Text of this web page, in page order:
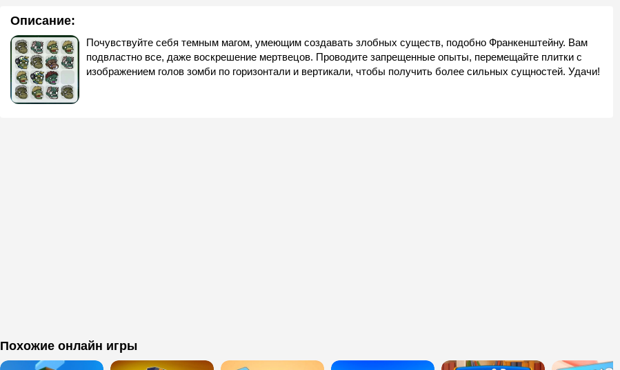
Описание:
Почувствуйте себя темным магом, умеющим создавать злобных существ, подобно Франкенштейну. Вам
подвластно все, даже воскрешение мертвецов. Проводите запрещенные опыты, перемещайте плитки с
изображением голов зомби по горизонтали и вертикали, чтобы получить более сильных сущностей. Удачи!
Похожие онлайн игры